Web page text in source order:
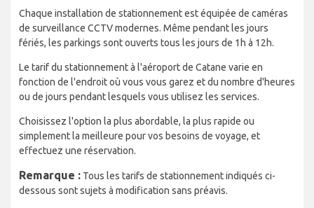
Chaque installation de stationnement est équipée de caméras
de surveillance CCTV modernes. Même pendant les jours
fériés, les parkings sont ouverts tous les jours de 1h à 12h.
Le tarif du stationnement à l'aéroport de Catane varie en
fonction de l'endroit où vous vous garez et du nombre d'heures
ou de jours pendant lesquels vous utilisez les services.
Choisissez l'option la plus abordable, la plus rapide ou
simplement la meilleure pour vos besoins de voyage, et
effectuez une réservation.
Remarque : Tous les tarifs de stationnement indiqués ci-
dessous sont sujets à modification sans préavis.